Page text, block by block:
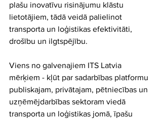
plašu inovatīvu risinājumu klāstu
lietotājiem, tādā veidā palielinot
transporta un loģistikas efektivitāti,
drošību un ilgtspējību.​
Viens no galvenajiem ITS Latvia
mērķiem - kļūt par sadarbības platformu
publiskajam, privātajam, pētniecības un
uzņēmējdarbības sektoram viedā
transporta un loģistikas jomā, īpašu